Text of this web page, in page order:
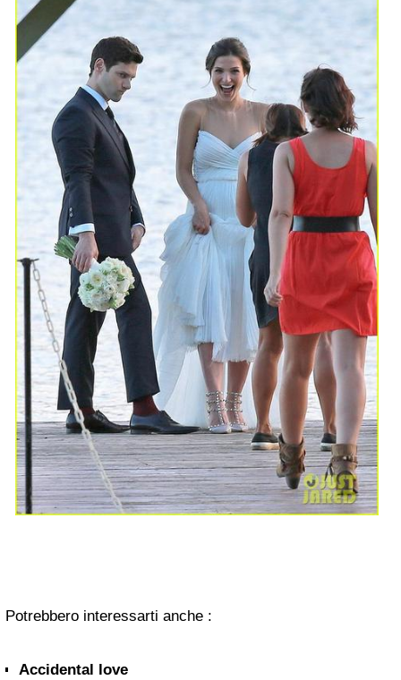
Potrebbero interessarti anche :
Accidental love